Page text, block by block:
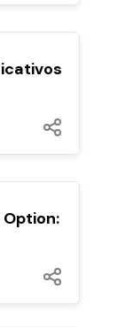
Option: